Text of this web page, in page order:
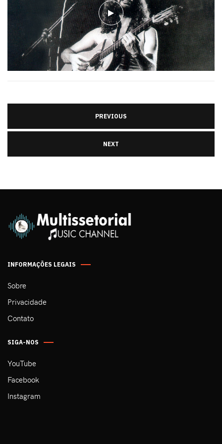
PREVIOUS
NEXT
INFORMAÇÕES LEGAIS
Sobre
Privacidade
Contato
SIGA-NOS
YouTube
Facebook
Instagram